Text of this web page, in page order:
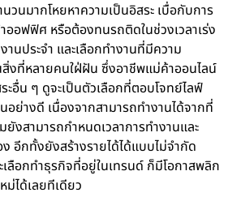
นมากโหยหาความเป็นอิสระ เบื่อกับการ
ออฟฟิศ หรือต้องทนรถติดในช่วงเวลาเร่ง
านประจำ และเลือกทำงานที่มีความ
งที่หลายคนใฝ่ฝัน ซึ่งอาชีพแม่ค้าออนไลน์
ะอื่น ๆ ดูจะเป็นตัวเลือกที่ตอบโจทย์ไลฟ์
อย่างดี เนื่องจากสามารถทำงานได้จากที่
งสามารถกำหนดเวลาการทำงานและ
อีกทั้งยังสร้างรายได้ได้แบบไม่จำกัด
ลือกทำธุรกิจที่อยู่ในเทรนด์ ก็มีโอกาสพลิก
ม่ได้เลยทีเดียว